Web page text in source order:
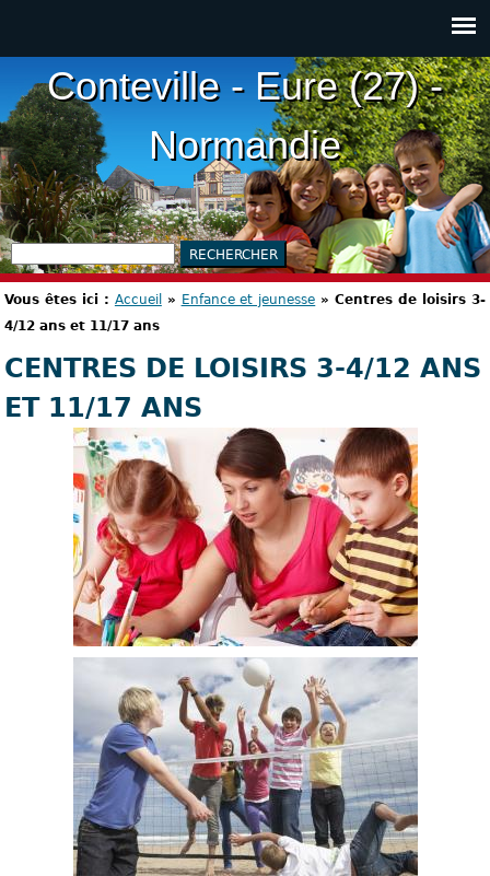
Conteville - Eure (27) -
Normandie
Vous êtes ici : Accueil » Enfance et jeunesse » Centres de loisirs 3-
4/12 ans et 11/17 ans
CENTRES DE LOISIRS 3-4/12 ANS
ET 11/17 ANS